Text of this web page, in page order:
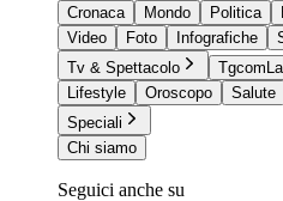
Cronaca
Mondo Politica
Video
Foto Infografiche
Tv & Spettacolo
Lifestyle
Oroscopo Salute
Speciali
Chi siamo
Seguici anche su